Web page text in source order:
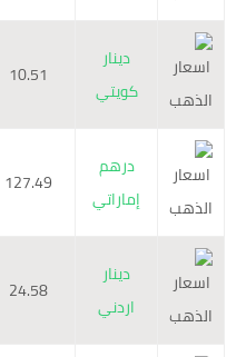
دينار
كويتي
10.51
درهم
إماراتي
127.49
دينار
اردني
24.58